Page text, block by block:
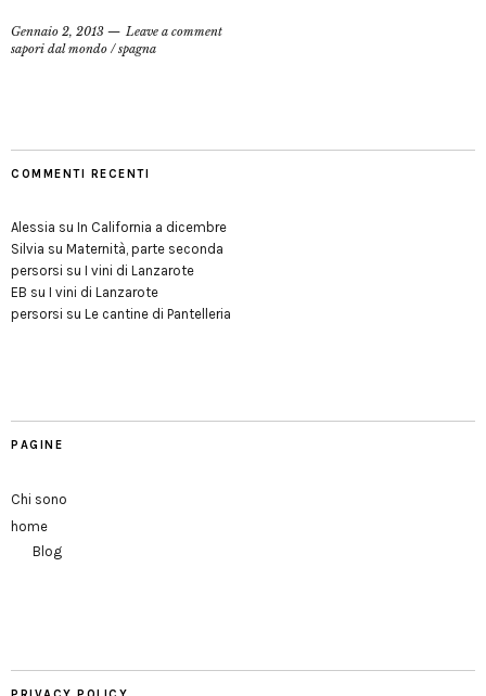
Gennaio 2, 2013
Leave a comment
sapori dal mondo /spagna
COMMENTI RECENTI
Alessia su In California a dicembre
Silvia su Maternità, parte seconda
persorsi su I vini di Lanzarote
EB su I vini di Lanzarote
persorsi su Le cantine di Pantelleria
PAGINE
Chi sono
home
Blog